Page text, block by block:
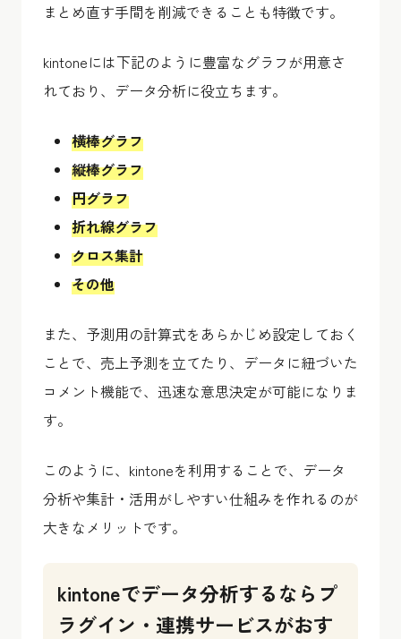
まとめ直す手間を削減できることも特徴です。
kintoneには下記のように豊富なグラフが用意さ
れており、データ分析に役立ちます。
横棒グラフ
縦棒グラフ
円グラフ
折れ線グラフ
クロス集計
その他
また、予測用の計算式をあらかじめ設定しておく
ことで、売上予測を立てたり、データに紐づいた
コメント機能で、迅速な意思決定が可能になりま
す。
このように、kintoneを利用することで、データ
分析や集計・活用がしやすい仕組みを作れるのが
大きなメリットです。
kintoneでデータ分析するならプ
ラグイン・連携サービスがおす